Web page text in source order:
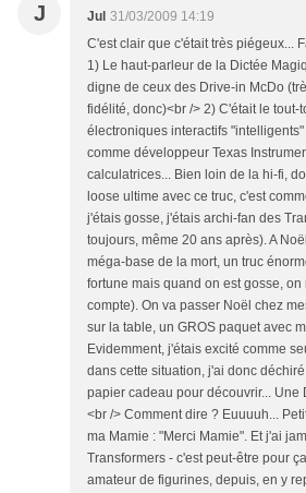
J Jul 31/03/2009 14:19
C'est clair que c'était très piégeux...
1) Le haut-parleur de la Dictée
digne de ceux des Drive-in McDo
fidélité, donc)<br /> 2) C'était le tout-
électroniques interactifs
comme développeur Texas
calculatrices... Bien loin de la hi-fi,
loose ultime avec ce truc, c'est
j'étais gosse, j'étais archi-fan des
toujours, même 20 ans après). A
méga-base de la mort, un truc
fortune mais quand on est gosse,
compte). On va passer Noël chez
sur la table, un GROS paquet avec
Evidemment, j'étais excité comme
dans cette situation, j'ai donc
papier cadeau pour découvrir... Une
<br /> Comment dire ? Euuuuh...
ma Mamie : "Merci Mamie". Et j'ai
Transformers - c'est peut-être pour
amateur de figurines, depuis, en y